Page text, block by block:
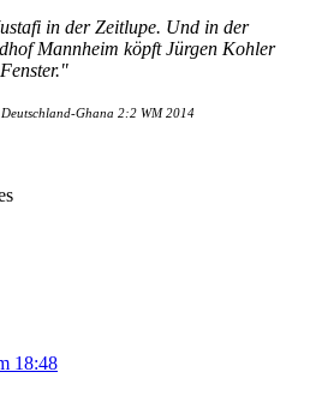
in der Zeitlupe. Und in der
Mannheim köpft Jürgen Kohler
Ghana 2:2 WM 2014
18:48